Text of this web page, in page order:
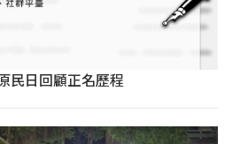
民日回顧正名歷程